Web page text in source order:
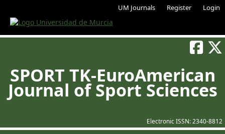
UM Journals Register Login
Electronic ISSN: 2340-8812
SPORT TK-EuroAmerican
Journal of Sport Sciences